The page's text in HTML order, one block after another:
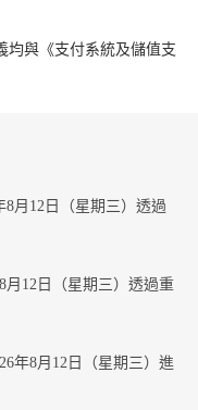
均與《支付系統及儲值支
8月12日（星期三）透過
月12日（星期三）透過重
年8月12日（星期三）進